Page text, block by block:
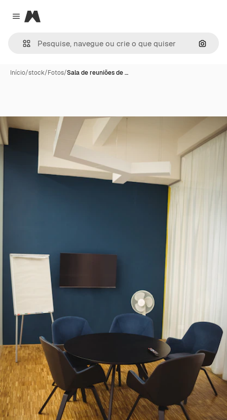
Close menu
Magnific
Início/stock/Fotos/Sala de reuniões de …